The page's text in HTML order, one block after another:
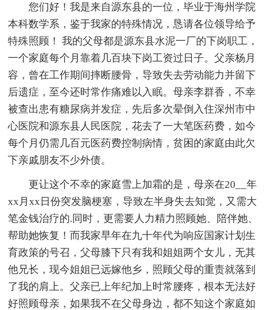
您们好！我是来自源东县的一位，毕业于海州学院
本科数学系，鉴于我家的特殊情况，恳请各位领导给予
特殊照顾！ 我的父母都是源东县水泥一厂的下岗职工，
一个家庭每个月靠着几百块下岗工资过日子。父亲杨月
容，曾在工作期间摔断腰骨，导致失去劳动能力并留下
后遗症，至今还时常作痛难以入眠。母亲李群香，不幸
被查出患有糖尿病并发症，先后多次晕倒入住深州市中
心医院和源东县人民医院，花去了一大笔医药费，如今
每个月仍需几百元医药费控制病情，贫困的家庭由此欠
下亲戚朋友不少外债。
更让这个不幸的家庭雪上加霜的是，母亲在20__年
xx月xx日份突发脑梗塞，导致左半身失去知觉，又需大
笔金钱治疗的.同时，更需要人力精力照顾她、陪伴她、
帮助她恢复！而我家早年在九十年代为响应国家计划生
育政策的号召，父母膝下只有我和姐姐两个女儿，无其
他兄长，现今姐姐已远嫁他乡，照顾父母的重责就落到
了我的肩上。父亲已上年纪加上时常腰疼，根本无法好
好照顾母亲，如果我不在父母身边，都不知这个家庭如